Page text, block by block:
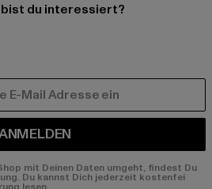
du interessiert?
mit Deinen Daten umgeht, findest Du
Du kannst Dich jederzeit kostenfei